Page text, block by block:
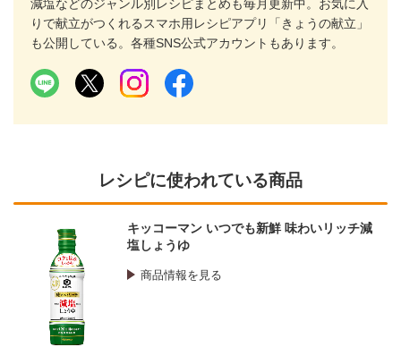
減塩などのジャンル別レシピまとめも毎月更新中。お気に入
りで献立がつくれるスマホ用レシピアプリ「きょうの献立」
も公開している。各種SNS公式アカウントもあります。
レシピに使われている商品
キッコーマン いつでも新鮮 味わいリッチ減
塩しょうゆ
商品情報を見る